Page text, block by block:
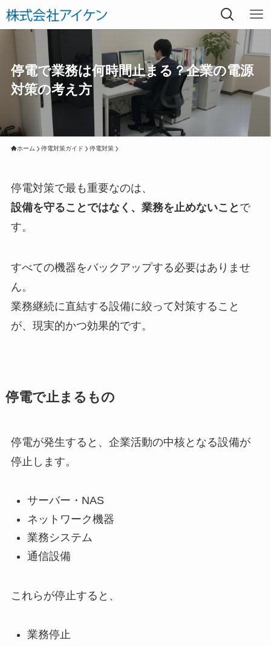
停電で業務は何時間止まる？企業の電源
対策の考え方
ホーム 停電対策ガイド 停電対策
停電対策で最も重要なのは、
設備を守ることではなく、業務を止めないこと で
す。
すべての機器をバックアップする必要はありませ
ん。
業務継続に直結する設備に絞って対策すること
が、現実的かつ効果的です。
停電で止まるもの
停電が発生すると、企業活動の中核となる設備が
停止します。
サーバー・NAS
ネットワーク機器
業務システム
通信設備
これらが停止すると、
業務停止